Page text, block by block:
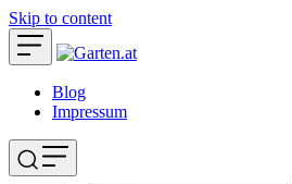
Skip to content
Blog
Impressum